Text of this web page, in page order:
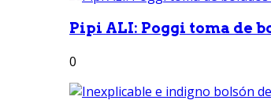
Pipi ALI: Poggi toma de
0